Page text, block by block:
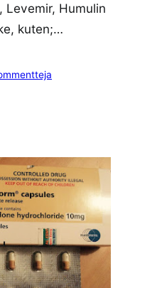
Levemir, Humulin
kuten;…
k
e
l
i
n
t
i